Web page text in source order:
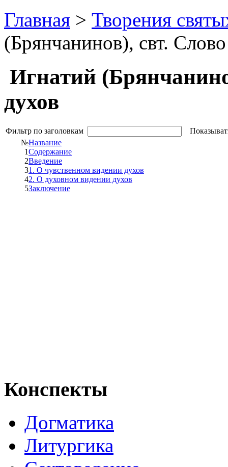
Главная > Творения
(Брянчанинов), свт.
Игнатий
духов
Фильтр по заголовкам
№Название
1Содержание
2Введение
31. О чувственном видении духов
42. О духовном видении духов
5Заключение
Конспекты
Догматика
Литургика